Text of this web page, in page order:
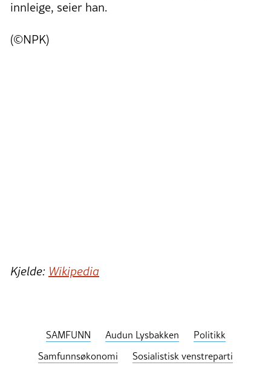
innleige, seier han.
(©NPK)
Kjelde: Wikipedia
SAMFUNN Audun Lysbakken
Politikk
Samfunnsøkonomi
Sosialistisk venstreparti